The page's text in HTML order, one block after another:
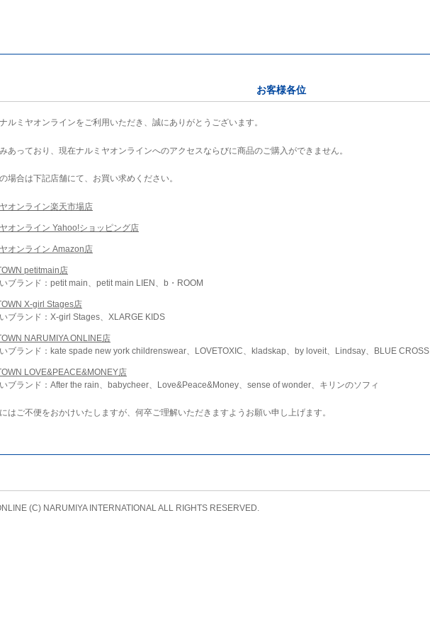
お客様各位
ルミヤオンラインをご利用いただき、誠にありがとうございます。
あっており、現在ナルミヤオンラインへのアクセスならびに商品のご購入ができません。
場合は下記店舗にて、お買い求めください。
オンライン楽天市場店
オンライン Yahoo!ショッピング店
オンライン Amazon店
petitmain店
ブランド：petit main、petit main LIEN、b・ROOM
X-girl Stages店
ブランド：X-girl Stages、XLARGE KIDS
NARUMIYA ONLINE店
ブランド：kate spade new york childrenswear、LOVETOXIC、kladskap、by loveit、Lindsay、BLUE CROSS
LOVE&PEACE&MONEY店
ブランド：After the rain、babycheer、Love&Peace&Money、sense of wonder、キリンのソフィ
はご不便をおかけいたしますが、何卒ご理解いただきますようお願い申し上げます。